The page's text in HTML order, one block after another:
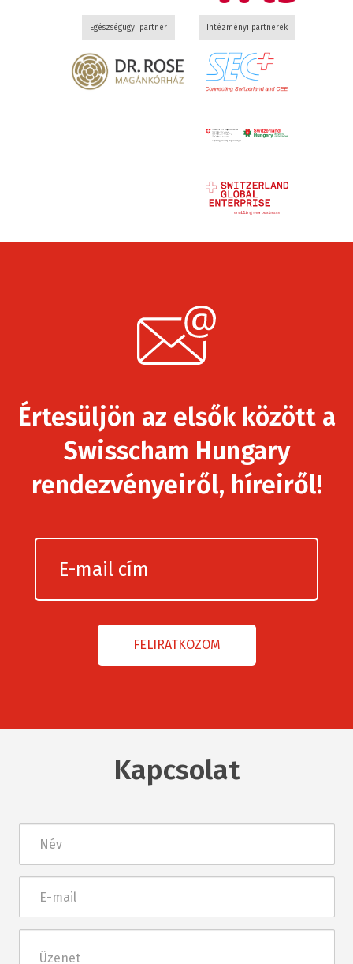
Egészségügyi partner Intézményi partnerek
Értesüljön az elsők között a
Swisscham Hungary
rendezvényeiről, híreiről!
Kapcsolat
mail